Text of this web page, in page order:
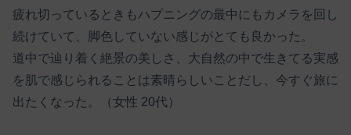
疲れ切っているときもハプニングの最中にもカメラを回し
続けていて、脚色していない感じがとても良かった。
道中で辿り着く絶景の美しさ、大自然の中で生きてる実感
を肌で感じられることは素晴らしいことだし、今すぐ旅に
出たくなった。（女性 20代）